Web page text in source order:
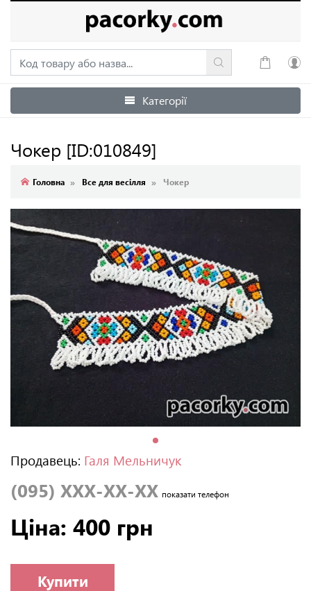
Увійти
Категорії
Чокер [ID:010849]
Головна Все для весілля Чокер
Продавець: Галя Мельничук
(095) XXX-XX-XX показати телефон
Ціна: 400 грн
Купити